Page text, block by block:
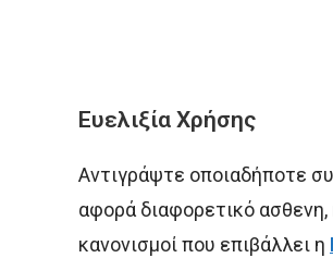
Ευελιξία Χρήσης
Αντιγράψτε οποιαδήποτε
αφορά διαφορετικό
κανονισμοί που επιβάλλει η